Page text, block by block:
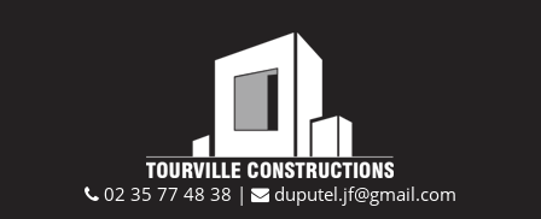
02 35 77 48 38 | duputel.jf@gmail.com